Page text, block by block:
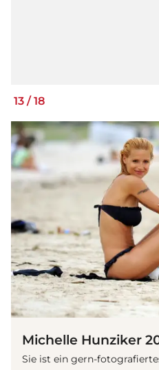
13 / 18
Michelle Hunziker
Sie ist ein gern-